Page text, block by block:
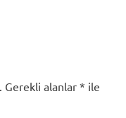
Gerekli alanlar * ile